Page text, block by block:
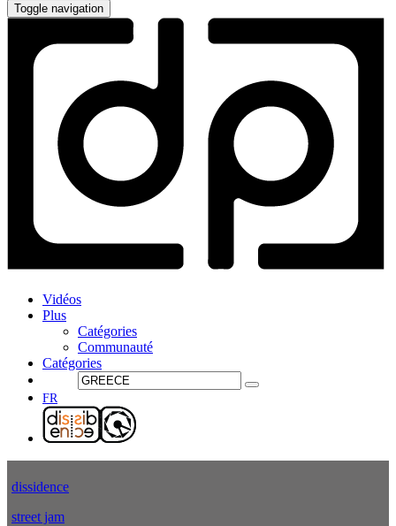
Toggle navigation
Vidéos
Plus
Catégories
Communauté
Catégories
FR
dissidence
street jam